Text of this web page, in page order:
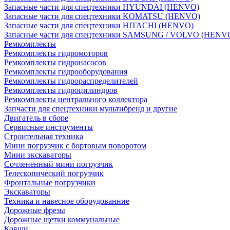
Запасные части для спецтехники HYUNDAI (HENVO)
Запасные части для спецтехники KOMATSU (HENVO)
Запасные части для спецтехники HITACHI (HENVO)
Запасные части для спецтехники SAMSUNG / VOLVO
Ремкомплекты
Ремкомплекты гидромоторов
Ремкомплекты гидронасосов
Ремкомплекты гидрооборудования
Ремкомплекты гидрораспределителей
Ремкомплекты гидроцилиндров
Ремкомплекты центрального коллектора
Запчасти для спецтехники мультибренд и другие
Двигатель в сборе
Сервисные инструменты
Строительная техника
Мини погрузчик с бортовым поворотом
Мини экскаваторы
Сочлененный мини погрузчик
Телескопический погрузчик
Фронтальные погрузчики
Экскаваторы
Техника и навесное оборудованние
Дорожные фрезы
Дорожные щетки коммунальные